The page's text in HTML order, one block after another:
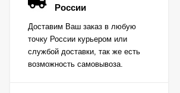
России
Доставим Ваш заказ в любую
точку России курьером или
службой доставки, так же есть
возможность самовывоза.